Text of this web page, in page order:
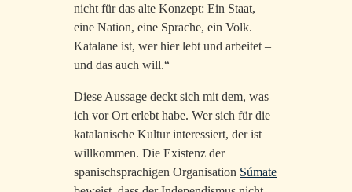
nicht für das alte Konzept: Ein Staat,
eine Nation, eine Sprache, ein Volk.
Katalane ist, wer hier lebt und arbeitet –
und das auch will.“
Diese Aussage deckt sich mit dem, was
ich vor Ort erlebt habe. Wer sich für die
katalanische Kultur interessiert, der ist
willkommen. Die Existenz der
spanischsprachigen Organisation Súmate